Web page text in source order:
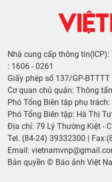
Nhà cung cấp thông
: 1606 - 0261
Giấy phép số 137/GP-
Cơ quan chủ quản: Thông
Phó Tổng Biên tập phụ
Phó Tổng Biên tập: Hà Thị
Địa chỉ: 79 Lý Thường Kiệt -
Tel. (84-24) 39332300 |
Email:
Bản quyền © Báo ảnh Việt